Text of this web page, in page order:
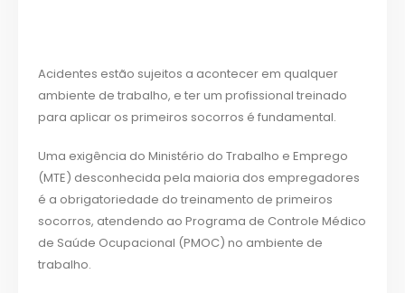
Acidentes estão sujeitos a acontecer em qualquer
ambiente de trabalho, e ter um profissional treinado
para aplicar os primeiros socorros é fundamental.
Uma exigência do Ministério do Trabalho e Emprego
(MTE) desconhecida pela maioria dos empregadores
é a obrigatoriedade do treinamento de primeiros
socorros, atendendo ao Programa de Controle Médico
de Saúde Ocupacional (PMOC) no ambiente de
trabalho.